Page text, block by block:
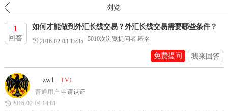
浏览
1
回答
如何才能做到外汇长线交易？外汇长线交易需要哪些条件？
2016-02-03 13:35 5010次浏览提问者:匿名
我来回答
免费提问
zw1
LV1
普通用户 申请认证
2016-02-04 14:01